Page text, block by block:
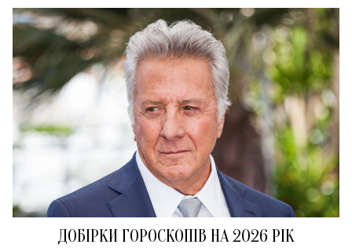
ДОБІРКИ ГОРОСКОПІВ НА 2026 РІК